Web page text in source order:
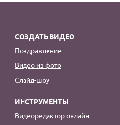
СОЗДАТЬ ВИДЕО
Поздравление
Видео из фото
Слайд-шоу
ИНСТРУМЕНТЫ
Видеоредактор онлайн